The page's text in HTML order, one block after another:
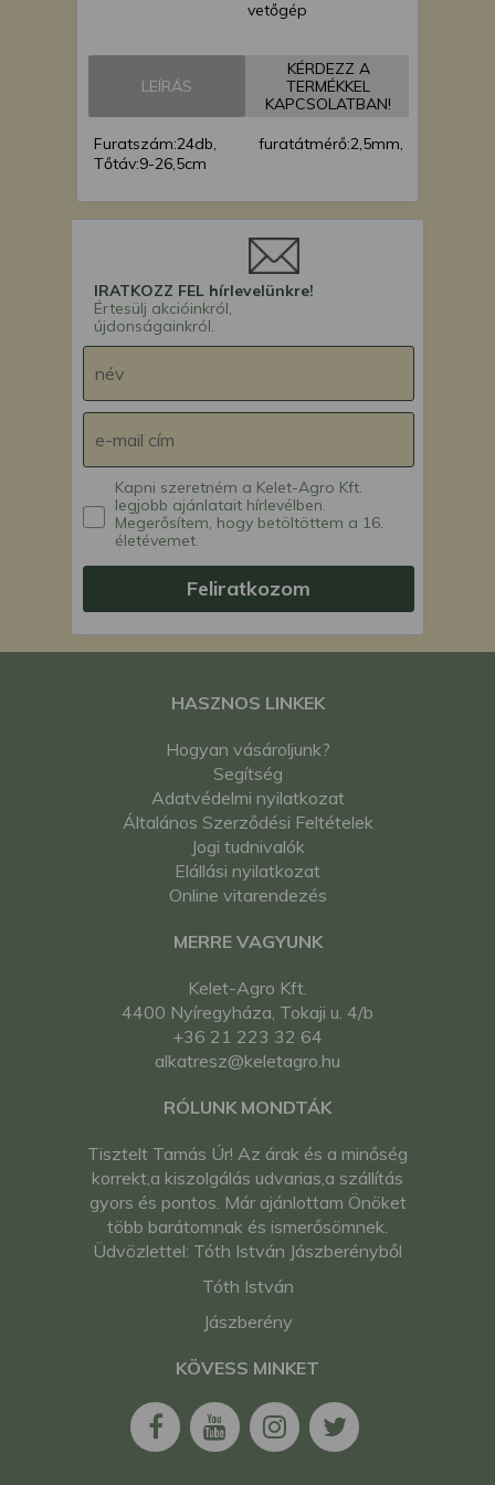
vetőgép
LEÍRÁS
KÉRDEZZ A
TERMÉKKEL
KAPCSOLATBAN!
Furatszám:24db, furatátmérő:2,5mm,
Tőtáv:9-26,5cm
IRATKOZZ FEL hírlevelünkre!
Értesülj akcióinkról,
újdonságainkról.
Kapni szeretném a Kelet-Agro Kft.
legjobb ajánlatait hírlevélben.
Megerősítem, hogy betöltöttem a 16.
életévemet.
Feliratkozom
HASZNOS LINKEK
Hogyan vásároljunk?
Segítség
Adatvédelmi nyilatkozat
Általános Szerződési Feltételek
Jogi tudnivalók
Elállási nyilatkozat
Online vitarendezés
MERRE VAGYUNK
Kelet-Agro Kft.
4400 Nyíregyháza, Tokaji u. 4/b
+36 21 223 32 64
alkatresz@keletagro.hu
RÓLUNK MONDTÁK
Tisztelt Tamás Úr! Az árak és a minőség
korrekt,a kiszolgálás udvarias,a szállítás
gyors és pontos. Már ajánlottam Önöket
több barátomnak és ismerősömnek.
Üdvözlettel: Tóth István Jászberényből
Tóth István
Jászberény
KÖVESS MINKET